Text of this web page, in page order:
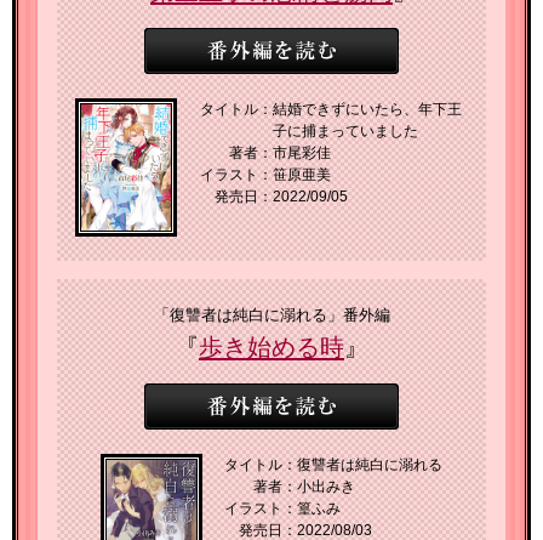
タイトル：結婚できずにいたら、年下王
子に捕まっていました
著者：市尾彩佳
イラスト：笹原亜美
発売日：2022/09/05
「復讐者は純白に溺れる」番外編
『歩き始める時』
タイトル：復讐者は純白に溺れる
著者：小出みき
イラスト：篁ふみ
発売日：2022/08/03